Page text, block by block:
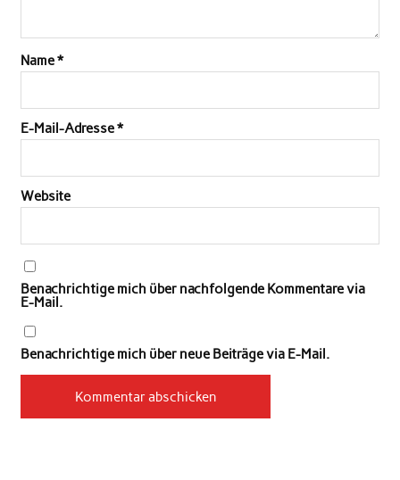
Name*
E-Mail-Adresse*
Website
Benachrichtige mich über nachfolgende Kommentare via
E-Mail.
Benachrichtige mich über neue Beiträge via E-Mail.